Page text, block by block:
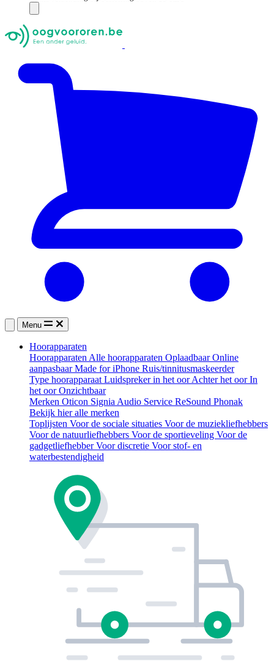
Menu
Hoorapparaten
Hoorapparaten Alle hoorapparaten OplaadbaarOnline
aanpasbaarMade for iPhone Ruis/tinnitusmaskeerder
Type hoorapparaat Luidspreker in het oorAchter het oorIn
het oorOnzichtbaar
Merken Oticon Signia Audio Service ReSound Phonak
Bekijk hier alle merken
Toplijsten Voor de sociale situaties Voor de muziekliefhebbers
Voor de natuurliefhebbers Voor de sportieveling Voor de
gadgetliefhebberVoor discretie Voor stof- en
waterbestendigheid